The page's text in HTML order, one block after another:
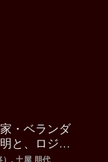
・ベランダ
と、ロジカ
, 土屋 朋代